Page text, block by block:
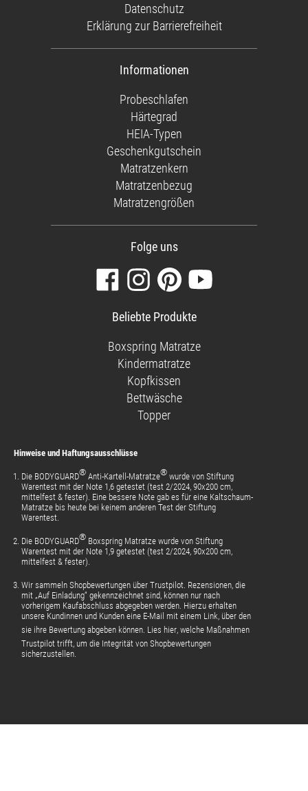
Datenschutz
Erklärung zur Barrierefreiheit
Informationen
Probeschlafen
Härtegrad
HEIA-Typen
Geschenkgutschein
Matratzenkern
Matratzenbezug
Matratzengrößen
Folge uns
Besuchen
Sie
unsere
Seite
Folgen
Sie
uns
Instagram
Finden
Sie
uns
Pinterest
Sehen
Beliebte Produkte
Boxspring Matratze
Kindermatratze
Kopfkissen
Bettwäsche
Topper
Hinweise und Haftungsausschlüsse
Die BODYGUARD® Anti-Kartell-Matratze® wurde von Stiftung
Warentest mit der Note 1,6 getestet (test 2/2024, 90x200 cm,
mittelfest & fester). Eine bessere Note gab es für eine Kaltschaum-
Matratze bis heute bei keinem anderen Test der Stiftung
Warentest.
Die BODYGUARD® Boxspring Matratze wurde von Stiftung
Warentest mit der Note 1,9 getestet (test 2/2024, 90x200 cm,
mittelfest & fester).
Wir sammeln Shopbewertungen über Trustpilot. Rezensionen, die
mit „Auf Einladung“ gekennzeichnet sind, können nur nach
vorherigem Kaufabschluss abgegeben werden. Hierzu erhalten
unsere Kundinnen und Kunden eine E-Mail mit einem Link, über den
sie ihre Bewertung abgeben können. Lies hier, welche Maßnahmen
Trustpilot trifft, um die Integrität von Shopbewertungen
sicherzustellen.